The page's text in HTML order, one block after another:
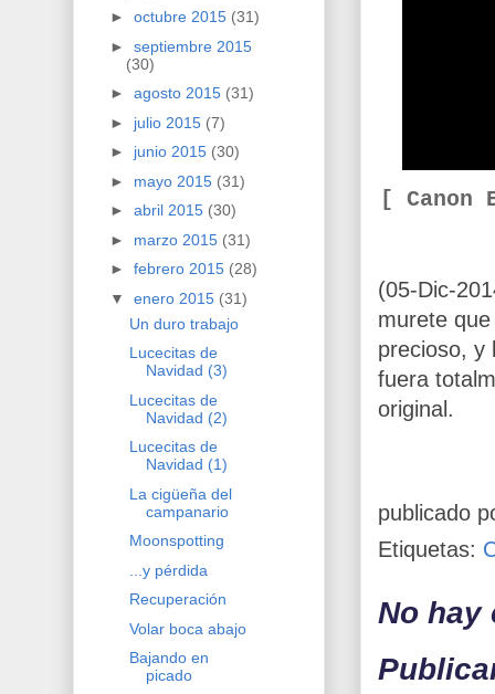
[ Canon
(05-Dic-
murete
precioso, y
fuera
original.
publicado
Etiquetas:
No hay
► octubre 2015 (31)
► septiembre 2015
(30)
► agosto 2015 (31)
► julio 2015 (7)
► junio 2015 (30)
► mayo 2015 (31)
► abril 2015 (30)
► marzo 2015 (31)
► febrero 2015 (28)
▼ enero 2015 (31)
Un duro trabajo
Lucecitas de
Navidad (3)
Lucecitas de
Navidad (2)
Lucecitas de
Navidad (1)
La cigüeña del
campanario
Moonspotting
...y pérdida
Recuperación
Volar boca abajo
Bajando en
picado